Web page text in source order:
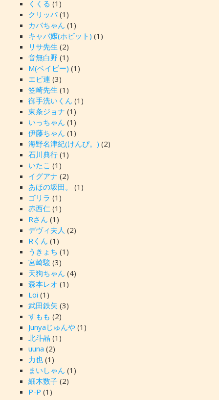
くくる (1)
クリッパ(1)
カバちゃん (1)
キャバ嬢(ホビット) (1)
リサ先生 (2)
音無白野(1)
M(ベイビー) (1)
エピ連 (3)
笠崎先生 (1)
御手洗いくん (1)
東条ジョナ (1)
いっちゃん (1)
伊藤ちゃん (1)
海野名津紀(けんぴ。) (2)
石川典行(1)
いたこ (1)
イグアナ (2)
あほの坂田。
(1)
ゴリラ (1)
赤西仁 (1)
Rさん (1)
デヴィ夫人 (2)
Rくん (1)
うきょち (1)
宮崎駿 (3)
天狗ちゃん (4)
森本レオ (1)
Loi (1)
武田鉄矢 (3)
すもも (2)
Junyaじゅんや(1)
北斗晶 (1)
uuna (2)
力也(1)
まいしゃん (1)
細木数子(2)
P-P (1)